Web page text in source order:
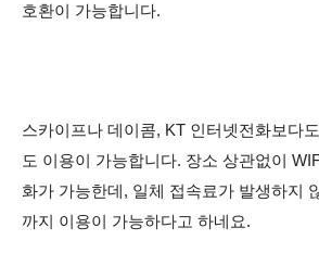
호환이 가능합니다.
스카이프나 데이콤, KT 인터넷전화보다
도 이용이 가능합니다. 장소 상관없이
화가 가능한데, 일체 접속료가 발생하지
까지 이용이 가능하다고 하네요.